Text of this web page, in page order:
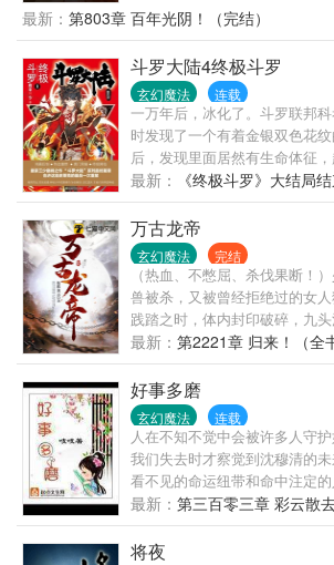
年。没曾想，被天魔教绝美魔女
修炼减寿魔功。叶不凡麻了。好
统。能够转负为正，逆转任何功
作用。突破筑基后，绝美魔女看
凡一头乌黑亮发，陷入了迷茫。
天魔功副作用很大，需每日承
慢……什么？你修炼起来很爽，
学！”天机神算：“测算推演之道
都会折寿，遭受天谴……什么？
破境界就降低资质的魔功不要
怎么涨到仙体了？！”专修魔功
乘，百年成仙。
最新： 第803章 百年光阴！（完结）
斗罗大陆4终极斗罗
玄幻魔法 连载
一万年后，冰化了。斗罗联邦
时发现了一个有着金银双色花
后，发现里面居然有生命体征
进行孵化。蛋孵化出来了，可孵
儿，和人类一模一样的婴儿，
最新： 《终极斗罗》大结局
万古龙帝
玄幻魔法 完结
（热血、不憋屈、杀伐果断！
兽被杀，又被曾经拒绝过的女
践踏之时，体内封印破碎，九
神佛为之颤抖！至此，大帝在我
我为龙帝，万界无敌！
最新： 第2221章 归来！（全
好事多磨
玄幻魔法 连载
人在不知不觉中会被许多人守
我们失去时才察觉到沈穆清的
看不见的命运纽带和命中注定
最新： 第三百零三章 彩云散
将夜